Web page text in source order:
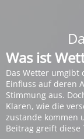
Was ist
Das Wetter umgibt
Einfluss auf deren
Stimmung aus.
Klaren, wie die
zustande kommen
Beitrag greift